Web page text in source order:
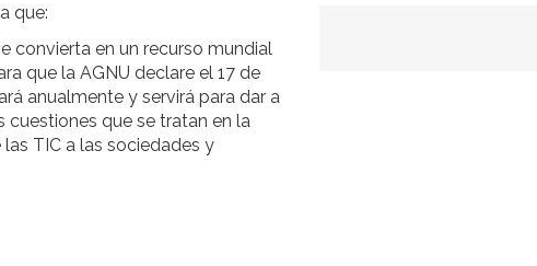
que:
convierta en un recurso mundial
que la AGNU declare el 17 de
anualmente y servirá para dar a
cuestiones que se tratan en la
TIC a las sociedades y